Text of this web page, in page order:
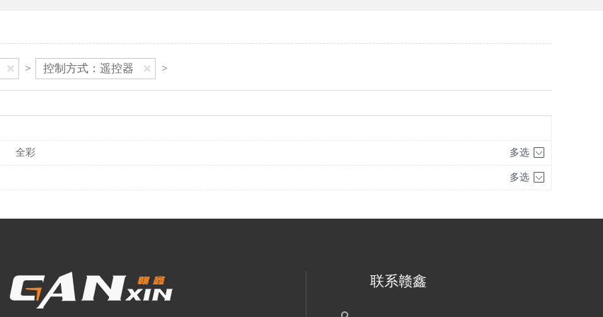
> 控制方式：遥控器 >
全彩 多选
多选
联系赣鑫